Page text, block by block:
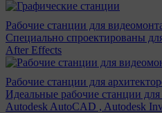
Рабочие станции для
Специально спроектированы
After Effects
Рабочие станции для
Идеальные рабочие станции
Autodesk AutoCAD , Autodesk